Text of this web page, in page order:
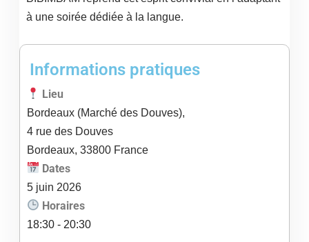
à une soirée dédiée à la langue.
Informations pratiques
Lieu
Bordeaux (Marché des Douves),
4 rue des Douves
Bordeaux, 33800 France
Dates
5 juin 2026
Horaires
18:30 - 20:30